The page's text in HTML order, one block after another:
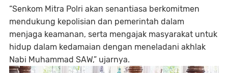
“Senkom Mitra Polri akan senantiasa berkomitmen
mendukung kepolisian dan pemerintah dalam
menjaga keamanan, serta mengajak masyarakat untuk
hidup dalam kedamaian dengan meneladani akhlak
Nabi Muhammad SAW,” ujarnya.